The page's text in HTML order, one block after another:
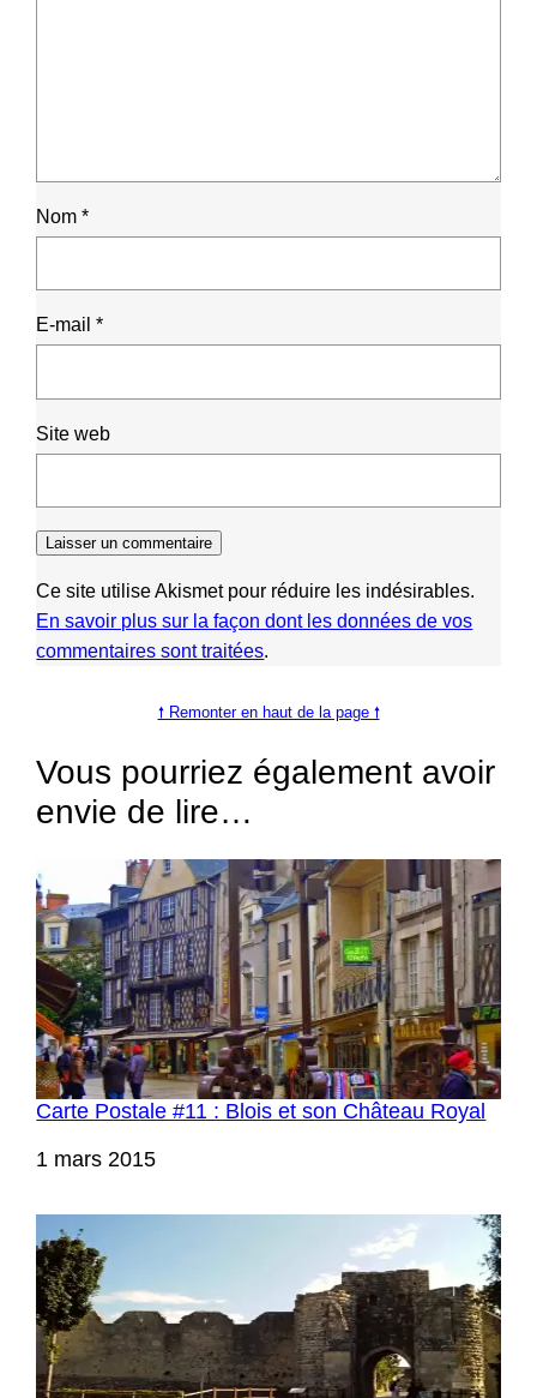
Nom*
E-mail*
Site web
Ce site utilise Akismet pour réduire les indésirables.
En savoir plus sur la façon dont les données de vos
commentaires sont traitées.
🠕 Remonter en haut de la page 🠕
Vous pourriez également avoir
envie de lire…
Carte Postale #11 : Blois et son Château Royal
Date
1 mars 2015